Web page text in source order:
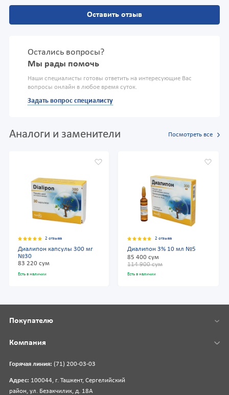
Оставить отзыв
Остались вопросы?
Мы рады помочь
Наши специалисты готовы ответить на интересующие Вас
вопросы онлайн в любое время суток.
Задать вопрос специалисту
Аналоги и заменители Посмотреть все
2 отзыва
Диалипон капсулы 300 мг
№30
83 220 сум
Есть в наличии
2 отзыва
Диалипон 3% 10 мл №5
85 400 сум
114 900 сум
Есть в наличии
Горячая линия: (71) 200-03-03
Адрес: 100044, г. Ташкент, Сергелийский
район, ул. Безакчилик, д. 18А
Покупателю
Компания